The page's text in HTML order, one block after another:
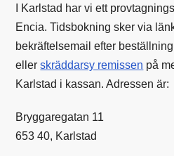
I Karlstad har vi ett
Encia. Tidsbokning sker via
bekräftelsemail efter
ellerskräddarsy remissen på
Karlstad i kassan. Adressen är:
Bryggaregatan 11
653 40, Karlstad